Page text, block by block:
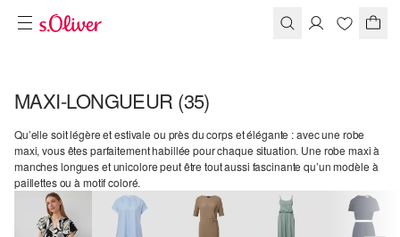
MAXI-LONGUEUR (35)
Qu’elle soit légère et estivale ou près du corps et élégante : avec une robe
maxi, vous êtes parfaitement habillée pour chaque situation. Une robe maxi à
manches longues et unicolore peut être tout aussi fascinante qu’un modèle à
paillettes ou à motif coloré.